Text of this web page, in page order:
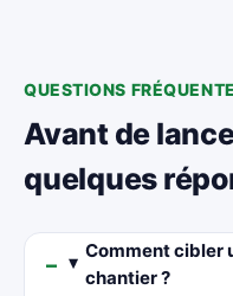
QUESTIONS
Avant de
quelques
Comment cibler
chantier ?